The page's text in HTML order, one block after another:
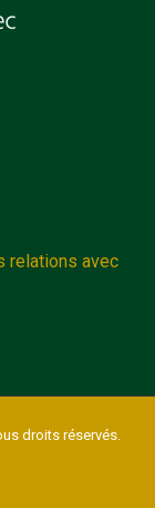
relations avec
droits réservés.